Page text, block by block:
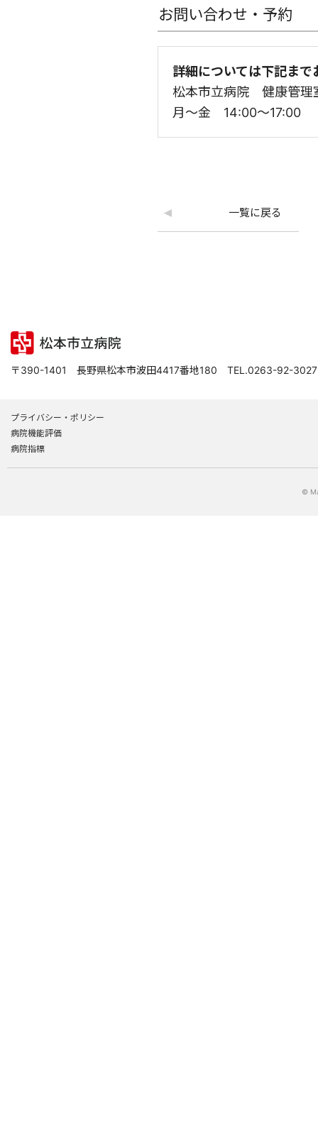
お問い合わせ・予約
詳細については下記ま
松本市立病院 健康管
月～金 14:00～17:00
一覧に戻る
〒390-1401 長野県松本市波田4417番地180 TEL.0263-92-3027
プライバシー・ポリシー
病院機能評価
病院指標
©